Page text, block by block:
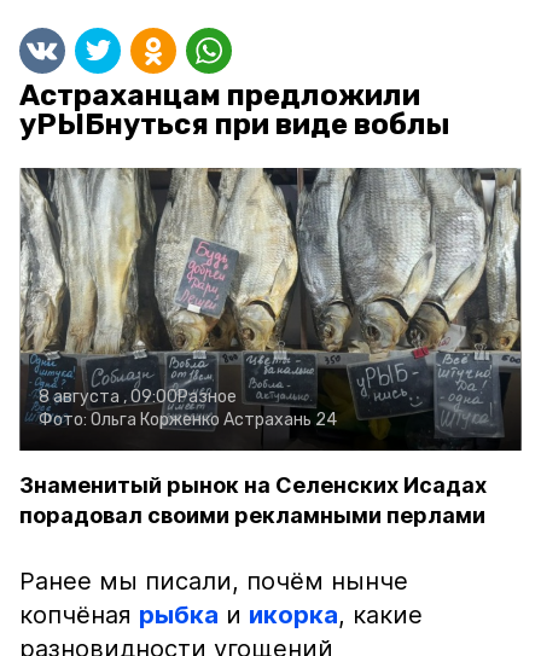
Астраханцам предложили
уРЫБнуться при виде воблы
8 августа , 09:00Разное
Фото: Ольга Корженко Астрахань 24
Знаменитый рынок на Селенских Исадах
порадовал своими рекламными перлами
Ранее мы писали, почём нынче
копчёная рыбка и икорка, какие
разновидности угощений